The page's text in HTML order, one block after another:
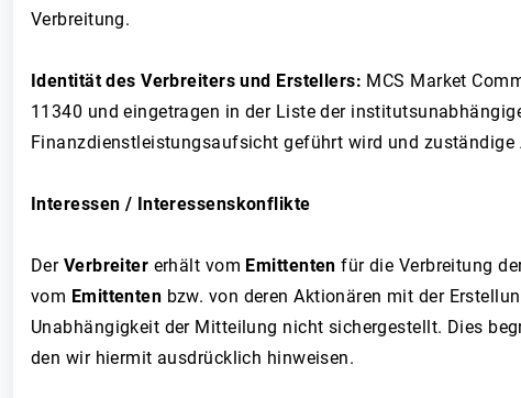
Verbreitung.
Identität des Verbreiters und Erstellers: MCS Market
11340 und eingetragen in der Liste der
Finanzdienstleistungsaufsicht geführt wird und
Interessen / Interessenskonflikte
Der Verbreiter erhält vom Emittenten für die Verbreitung
vom Emittenten bzw. von deren Aktionären mit der
Unabhängigkeit der Mitteilung nicht sichergestellt. Dies
den wir hiermit ausdrücklich hinweisen.